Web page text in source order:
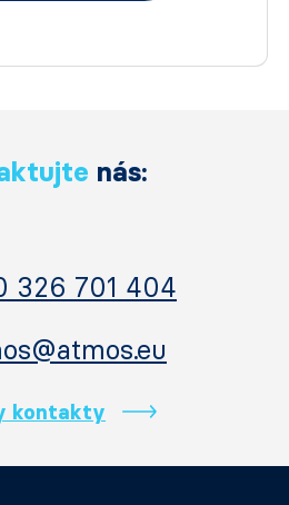
nás:
326 701 404
kontakty